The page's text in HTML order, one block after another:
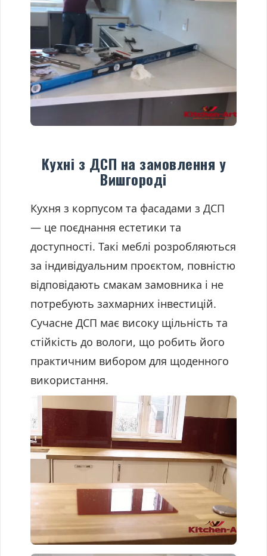
Кухні з ДСП на замовлення у
Вишгороді
Кухня з корпусом та фасадами з ДСП
— це поєднання естетики та
доступності. Такі меблі розробляються
за індивідуальним проєктом, повністю
відповідають смакам замовника і не
потребують захмарних інвестицій.
Сучасне ДСП має високу щільність та
стійкість до вологи, що робить його
практичним вибором для щоденного
використання.